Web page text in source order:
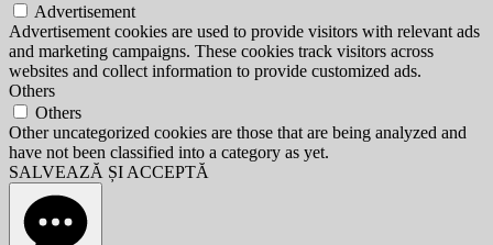
Advertisement
Advertisement cookies are used to provide visitors with relevant ads
and marketing campaigns. These cookies track visitors across
websites and collect information to provide customized ads.
Others
Others
Other uncategorized cookies are those that are being analyzed and
have not been classified into a category as yet.
SALVEAZĂ ȘI ACCEPTĂ